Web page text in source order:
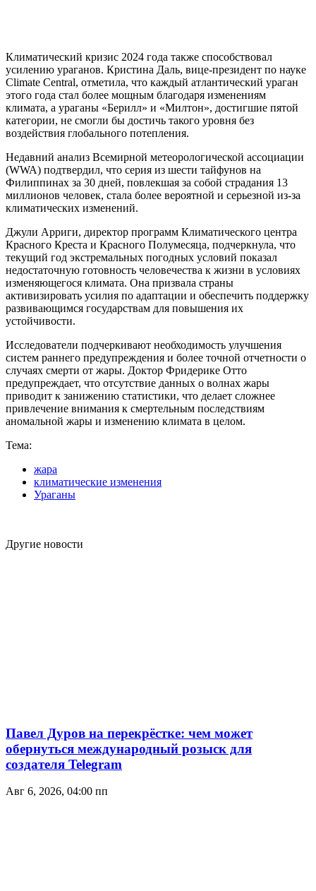
Климатический кризис 2024 года также способствовал
усилению ураганов. Кристина Даль, вице-президент по науке
Climate Central, отметила, что каждый атлантический ураган
этого года стал более мощным благодаря изменениям
климата, а ураганы «Берилл» и «Милтон», достигшие пятой
категории, не смогли бы достичь такого уровня без
воздействия глобального потепления.
Недавний анализ Всемирной метеорологической ассоциации
(WWA) подтвердил, что серия из шести тайфунов на
Филиппинах за 30 дней, повлекшая за собой страдания 13
миллионов человек, стала более вероятной и серьезной из-за
климатических изменений.
Джули Арриги, директор программ Климатического центра
Красного Креста и Красного Полумесяца, подчеркнула, что
текущий год экстремальных погодных условий показал
недостаточную готовность человечества к жизни в условиях
изменяющегося климата. Она призвала страны
активизировать усилия по адаптации и обеспечить поддержку
развивающимся государствам для повышения их
устойчивости.
Исследователи подчеркивают необходимость улучшения
систем раннего предупреждения и более точной отчетности о
случаях смерти от жары. Доктор Фридерике Отто
предупреждает, что отсутствие данных о волнах жары
приводит к занижению статистики, что делает сложнее
привлечение внимания к смертельным последствиям
аномальной жары и изменению климата в целом.
Тема:
жара
климатические изменения
Ураганы
Другие новости
Павел Дуров на перекрёстке: чем может
обернуться международный розыск для
создателя Telegram
Авг 6, 2026, 04:00 пп